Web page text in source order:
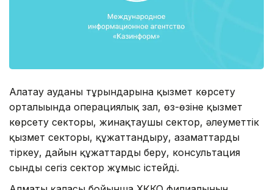
Алатау ауданы тұрғындарына қызмет көрсету
орталығында операциялық зал, өз-өзіне қызмет
көрсету секторы, жинақтаушы сектор, әлеуметтік
қызмет секторы, құжаттандыру, азаматтарды
тіркеу, дайын құжаттарды беру, консультация
сынды сегіз сектор жұмыс істейді.